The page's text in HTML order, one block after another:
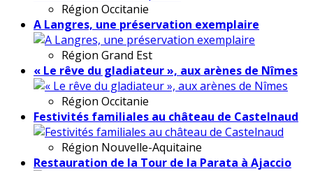
Région Occitanie
A Langres, une préservation exemplaire
Région Grand Est
« Le rêve du gladiateur », aux arènes de Nîmes
Région Occitanie
Festivités familiales au château de Castelnaud
Région Nouvelle-Aquitaine
Restauration de la Tour de la Parata à Ajaccio